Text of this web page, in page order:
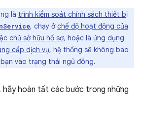
là trình kiểm soát chính sách thiết bị
, chạy ởchế độ hoạt động của
chủ sở hữu hồ sơ, hoặc là ứng dụng
cấp dịch vụ, hệ thống sẽ không bao
vào trạng thái ngủ đông.
hãy hoàn tất các bước trong những